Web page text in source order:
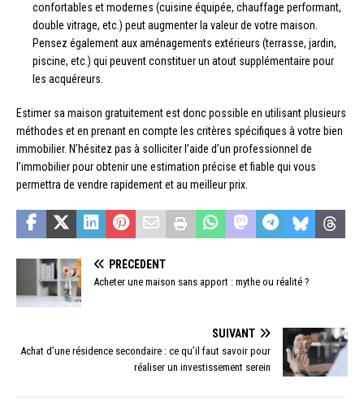
confortables et modernes (cuisine équipée, chauffage performant,
double vitrage, etc.) peut augmenter la valeur de votre maison.
Pensez également aux aménagements extérieurs (terrasse, jardin,
piscine, etc.) qui peuvent constituer un atout supplémentaire pour
les acquéreurs.
Estimer sa maison gratuitement est donc possible en utilisant plusieurs
méthodes et en prenant en compte les critères spécifiques à votre bien
immobilier. N’hésitez pas à solliciter l’aide d’un professionnel de
l’immobilier pour obtenir une estimation précise et fiable qui vous
permettra de vendre rapidement et au meilleur prix.
PRÉCÉDENT
Acheter une maison sans apport : mythe ou réalité ?
SUIVANT
Achat d’une résidence secondaire : ce qu’il faut savoir pour
réaliser un investissement serein